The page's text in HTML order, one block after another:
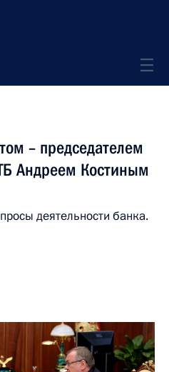
– председателем
Андреем Костиным
деятельности банка.